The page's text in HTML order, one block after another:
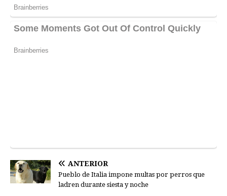
ANTERIOR
Pueblo de Italia impone multas por perros que
ladren durante siesta y noche